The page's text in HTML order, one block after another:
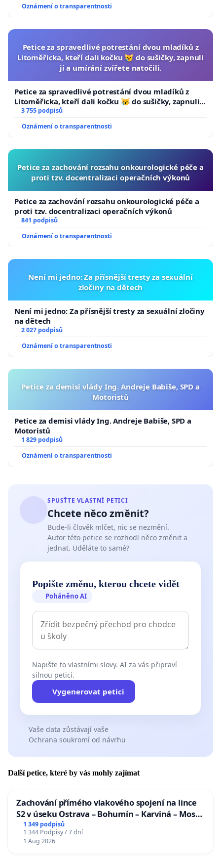
Oznámení o transparentnosti
Petice za spravedlivé potrestání dvou mladíků z
Litoměřicka, kteří dali kočku 😿 do sušičky, zapnuli
ji a umírání zvířete natočili.
Petice za spravedlivé potrestání dvou mladíků z
Litoměřicka, kteří dali kočku 😿 do sušičky, zapnuli ji
a umírání zvířete natočili.
3 755 podpisů
Oznámení o transparentnosti
Petice za zachování rozsahu onkourologické péče a
proti tzv. docentralizaci operačních výkonů
Petice za zachování rozsahu onkourologické péče a
proti tzv. docentralizaci operačních výkonů
841 podpisů
Oznámení o transparentnosti
Není mi jedno: Za přísnější tresty za sexuální
zločiny na dětech
Není mi jedno: Za přísnější tresty za sexuální zločiny
na dětech
2 027 podpisů
Oznámení o transparentnosti
Petice za demisi vlády Ing. Andreje Babiše, SPD a
Motoristů
Petice za demisi vlády Ing. Andreje Babiše, SPD a
Motoristů
1 829 podpisů
Oznámení o transparentnosti
SPUSŤTE VLASTNÍ PETICI
Chcete něco změnit?
Bude-li člověk mlčet, nic se nezmění.
Autor této petice se rozhodl něco změnit a
jednat. Uděláte to samé?
Popište změnu, kterou chcete vidět
Poháněno AI
Napište to vlastními slovy. AI za vás připraví
silnou petici.
Vygenerovat petici
Vaše data zůstávají vaše
Ochrana soukromí od návrhu
Další petice, které by vás mohly zajímat
Zachování přímého vlakového spojení na lince
S2 v úseku Ostrava – Bohumín – Karviná – Mosty
u Jablunkova
1 349 podpisů
1 344 Podpisy / 7 dní
1 Aug 2026